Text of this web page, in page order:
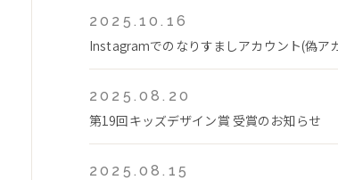
2025.10.16
Instagramでのなりすましアカウント(偽ア
2025.08.20
第19回キッズデザイン賞 受賞のお知らせ
2025.08.15